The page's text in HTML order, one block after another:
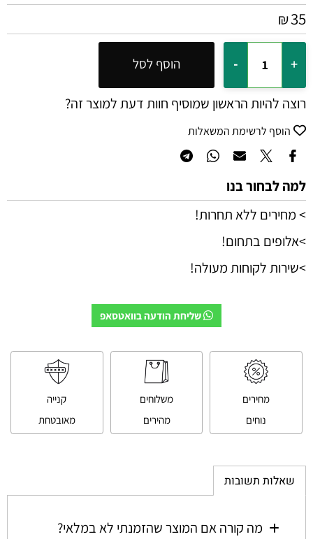
₪35
הוסף לסל
רוצה להיות הראשון שמוסיף חוות דעת למוצר זה?
הוסף לרשימת המשאלות
למה לבחור בנו
> מחירים ללא תחרות!
>אלופים בתחום!
>שירות לקוחות מעולה!
שליחת הודעה בוואטסאפ
מחירים
נוחים
משלוחים
מהירים
קנייה
מאובטחת
שאלות תשובות
מה קורה אם המוצר שהזמנתי לא במלאי?